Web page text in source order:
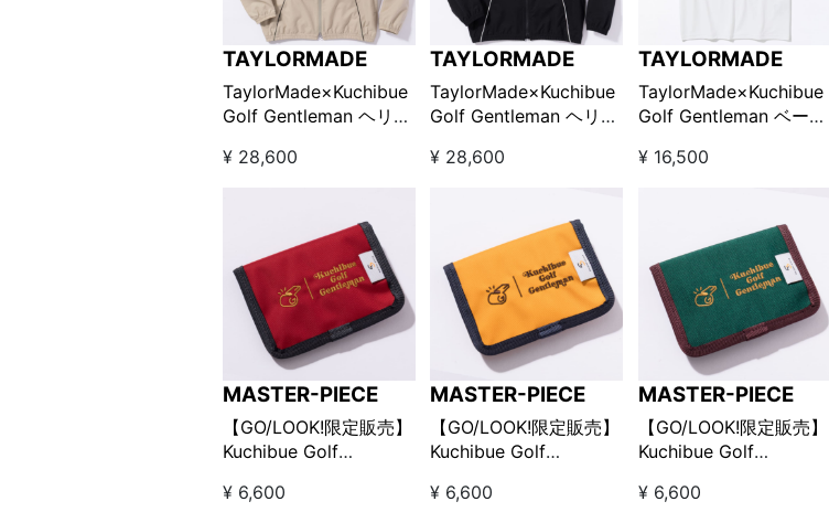
TAYLORMADE
TaylorMade×Kuchibue
Golf Gentleman ヘリテ
ャケット ベージュ
¥ 28,600
TAYLORMADE
TaylorMade×Kuchibue
Golf Gentleman ヘリテ
ャケット ブラック
¥ 28,600
TAYLORMADE
TaylorMade×Kuchibue
Golf Gentleman ベーシ
イト【GO/LOOK!限定販
¥ 16,500
MASTER-PIECE
【GO/LOOK!限定販売】
Kuchibue Golf
piece ポケットインポー
¥ 6,600
MASTER-PIECE
【GO/LOOK!限定販売】
Kuchibue Golf
piece ポケットインポー
¥ 6,600
MASTER-PIECE
【GO/LOOK!限定販売】
Kuchibue Golf
piece ポケットインポー
¥ 6,600